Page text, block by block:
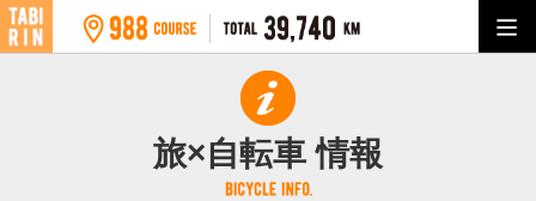
旅×自転車 情報